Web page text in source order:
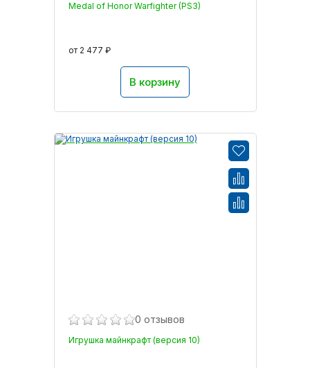
Medal of Honor Warfighter (PS3)
от 2 477 ₽
В корзину
0 отзывов
Игрушка майнкрафт (версия 10)